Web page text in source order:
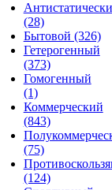
(28)
Бытовой (326)
Гетерогенный
(373)
Гомогенный
(1)
Коммерческий
(843)
(75)
(124)